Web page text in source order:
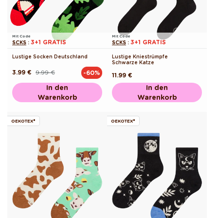
Mit Code
SCKS : 3+1 GRATIS
Lustige Socken Deutschland
Normaler9.99 €
Verkaufspreis
3.99 € -60%
In den
Warenkorb
Mit Code
SCKS : 3+1 GRATIS
Lustige Kniestrümpfe
Schwarze Katze
Normaler
Preis
11.99 €
In den
Warenkorb
OEKOTEX® OEKOTEX®